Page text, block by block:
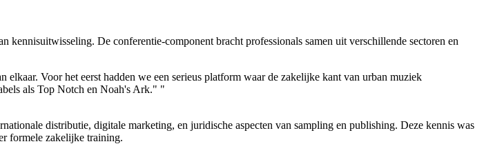
De conferentie-component bracht professionals samen uit verschillende sectoren en
Voor het eerst hadden we een serieus platform waar de zakelijke kant van urban muziek
als Top Notch en Noah's Ark." "
distributie, digitale marketing, en juridische aspecten van sampling en publishing. Deze kennis was
formele zakelijke training.